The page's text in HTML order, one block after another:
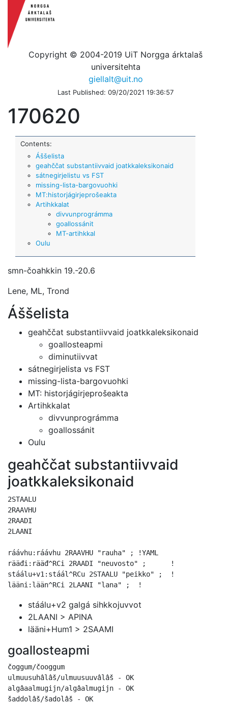
Copyright © 2004-2019 UiT Norgga árktalaš
universitehta
giellalt@uit.no
Last Published: 09/20/2021 19:36:57
170620
Contents:
Áššelista
geahččat substantiivvaid joatkkaleksikonaid
sátnegirjelistu vs FST
missing-lista-bargovuohki
MT:historjágirjeprošeakta
Artihkkalat
divvunprográmma
goallossánit
MT-artihkkal
Oulu
smn-čoahkkin 19.-20.6
Lene, ML, Trond
Áššelista
geahččat substantiivvaid joatkkaleksikonaid
goallosteapmi
diminutiivvat
sátnegirjelista vs FST
missing-lista-bargovuohki
MT: historjágirjeprošeakta
Artihkkalat
divvunprográmma
goallossánit
Oulu
geahččat substantiivvaid
joatkkaleksikonaid
2STAALU
2RAAVHU
2RAADI
2LAANI
ráávhu:ráávhu 2RAAVHU "rauha" ;	!YAML
rääđi:rääđ^RCi 2RAADI "neuvosto" ;	!
stáálu+v1:stáál^RCu 2STAALU "peikko" ;	!
stáálu+v2 galgá sihkkojuvvot
2LAANI > APINA
lääni+Hum1 > 2SAAMI
goallosteapmi
čoggum/čooggum
ulmuusuhâlâš/ulmuusuuvâlâš - OK
algâaalmugijn/algâalmugijn - OK
šaddolâš/šadolâš - OK